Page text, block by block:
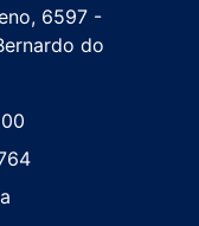
6597 -
do